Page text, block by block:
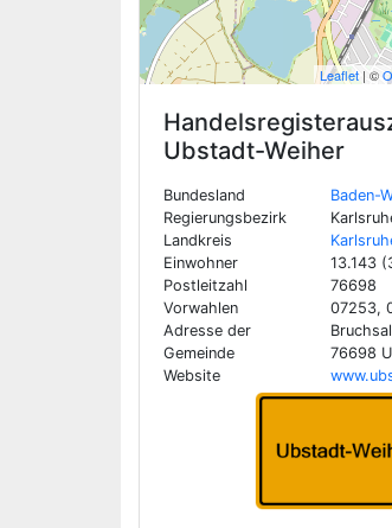
Leaflet | ©
Ubstadt-Weiher
Bundesland
Baden-
Regierungsbezirk
Landkreis
Einwohner
13.143
Postleitzahl
76698
Vorwahlen
07253,
Adresse der
Gemeinde
76698
Website